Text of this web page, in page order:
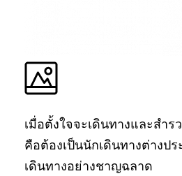
เมื่อตั้งใจจะเดินทางและสำ
คือต้องเป็นนักเดินทางต่างป
เดินทางอย่างชาญฉลาด